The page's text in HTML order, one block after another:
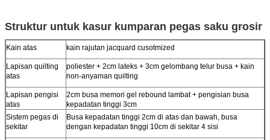
Struktur untuk kasur kumparan pegas saku grosir
Kain atas kain rajutan jacquard cusotmized
Lapisan quilting
atas
poliester + 2cm lateks + 3cm gelombang telur busa + kain
non-anyaman quilting
Lapisan pengisi
atas
2cm busa memori gel rebound lambat + pengisian busa
kepadatan tinggi 3cm
Sistem pegas di
sekitar
Busa kepadatan tinggi 2cm di atas dan bawah, busa
dengan kepadatan tinggi 10cm di sekitar 4 sisi